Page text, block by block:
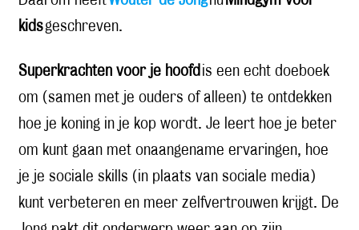
kidsgeschreven.
Superkrachten voor je hoofd is een echt doeboek
om (samen met je ouders of alleen) te ontdekken
hoe je koning in je kop wordt. Je leert hoe je beter
om kunt gaan met onaangename ervaringen, hoe
je je sociale skills (in plaats van sociale media)
kunt verbeteren en meer zelfvertrouwen krijgt. De